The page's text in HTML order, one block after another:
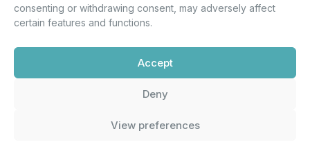
consenting or withdrawing consent, may adversely affect
certain features and functions.
Accept
Deny
View preferences
Μετοχολογίου –
Ανακοινώσεων
m.printsiou@andromeda.eu